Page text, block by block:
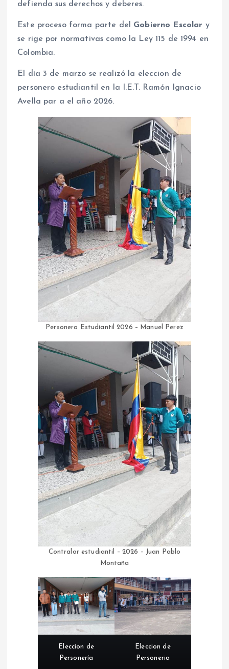
defienda sus derechos y deberes.
Este proceso forma parte del Gobierno Escolar y
se rige por normativas como la Ley 115 de 1994 en
Colombia.
El día 3 de marzo se realizó la eleccion de
personero estudiantil en la I.E.T. Ramón Ignacio
Avella par a el año 2026.
Personero Estudiantil 2026 – Manuel Perez
Contralor estudiantil – 2026 – Juan Pablo
Montaña
Eleccion de
Personería
Eleccion de
Personeria